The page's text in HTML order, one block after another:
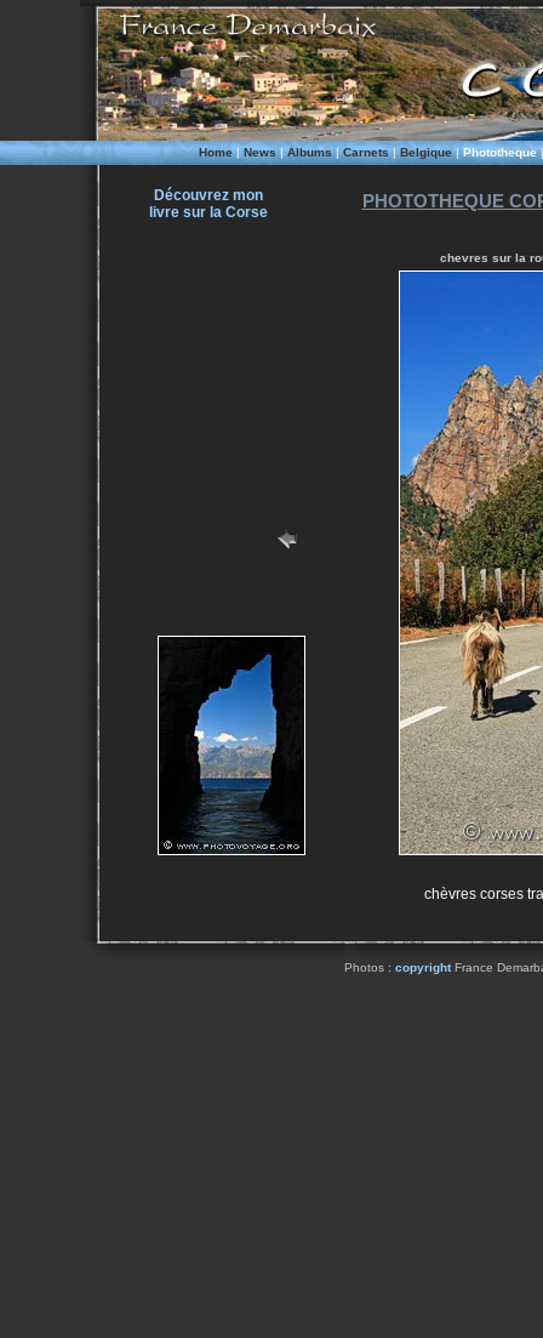
Home|News|Albums|Carnets|Belgique|Phototheque
Découvrez mon
livre sur la Corse
PHOTOTHEQUE
chevres sur la
chèvres corses
Photos : copyrightFrance